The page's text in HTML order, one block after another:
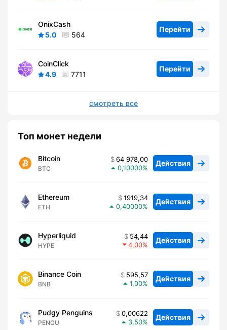
OnixCash
5.0
564
Перейти
CoinClick
4.9
7711
Перейти
смотреть все
Топ монет недели
Bitcoin
BTC
64 978,00
0,10000
Действия
Ethereum
ETH
1919,34
0,40000
Действия
Hyperliquid
HYPE
54,44
4,00
Действия
Binance Coin
BNB
595,57
1,00
Действия
Pudgy Penguins
PENGU
0,00622
3,50
Действия